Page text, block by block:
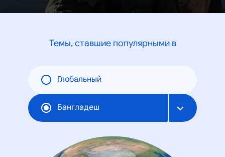
Темы, ставшие популярными в
Глобальный
Бангладеш